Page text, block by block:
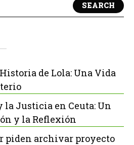
SEARCH
de Lola: Una Vida
Justicia en Ceuta: Un
y la Reflexión
piden archivar proyecto